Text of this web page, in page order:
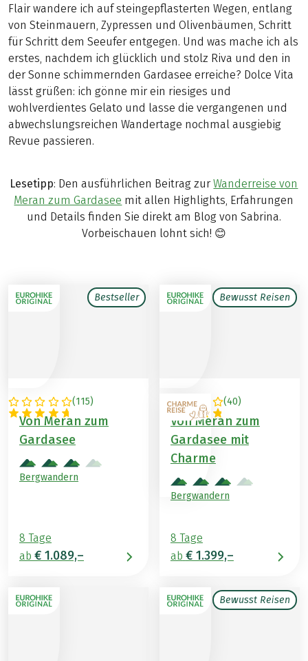
Flair wandere ich auf steingepflasterten Wegen, entlang
von Steinmauern, Zypressen und Olivenbäumen, Schritt
für Schritt dem Seeufer entgegen. Und was mache ich als
erstes, nachdem ich glücklich und stolz Riva und den in
der Sonne schimmernden Gardasee erreiche? Dolce Vita
lässt grüßen: ich gönne mir ein riesiges und
wohlverdientes Gelato und lasse die vergangenen und
abwechslungsreichen Wandertage nochmal ausgiebig
Revue passieren.
Lesetipp: Den ausführlichen Beitrag zurWanderreise von
Meran zum Gardasee mit allen Highlights, Erfahrungen
und Details finden Sie direkt am Blog von Sabrina.
Vorbeischauen lohnt sich! 😊
Bestseller
(115)
ITALIEN
Von Meran zum
Gardasee
Bergwandern
8 Tage
ab € 1.089,–
Bewusst Reisen
(40)
ITALIEN
Von Meran zum
Gardasee mit
Charme
Bergwandern
8 Tage
ab € 1.399,–
Bewusst Reisen